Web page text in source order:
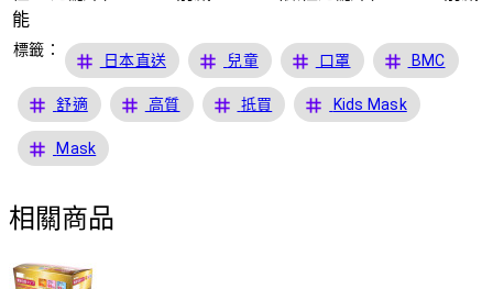
能
標籤：
tag 日本直送 tag 兒童 tag 口罩 tag BMC
tag 舒適 tag 高質 tag 抵買 tag Kids Mask
tag Mask
相關商品